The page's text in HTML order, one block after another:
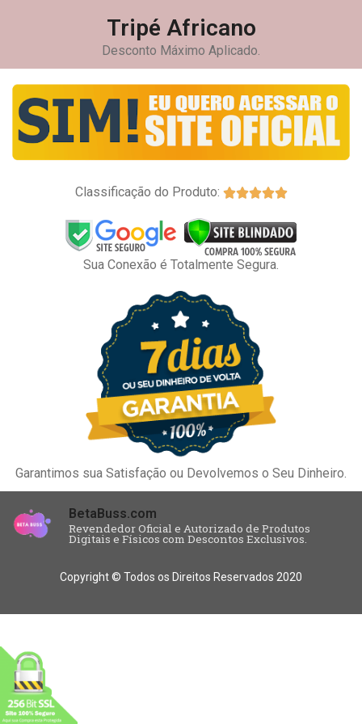
Tripé Africano
Desconto Máximo Aplicado.
Classificação do Produto: 
Sua Conexão é Totalmente Segura.
Garantimos sua Satisfação ou Devolvemos o Seu Dinheiro.
BetaBuss.com
Revendedor Oficial e Autorizado de Produtos
Digitais e Físicos com Descontos Exclusivos.
Copyright © Todos os Direitos Reservados 2020